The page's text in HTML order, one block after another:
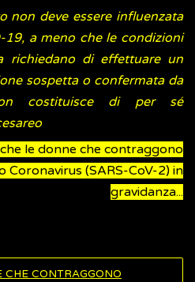
non deve essere influenzata
19, a meno che le condizioni
richiedano di effettuare un
sospetta o confermata da
costituisce di per sé
le donne che contraggono
Coronavirus (SARS-CoV-2) in
gravidanza...
CHE CONTRAGGONO